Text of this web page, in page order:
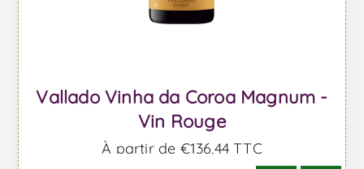
Vallado Vinha da Coroa Magnum -
Vin Rouge
À partir de €136,44 TTC